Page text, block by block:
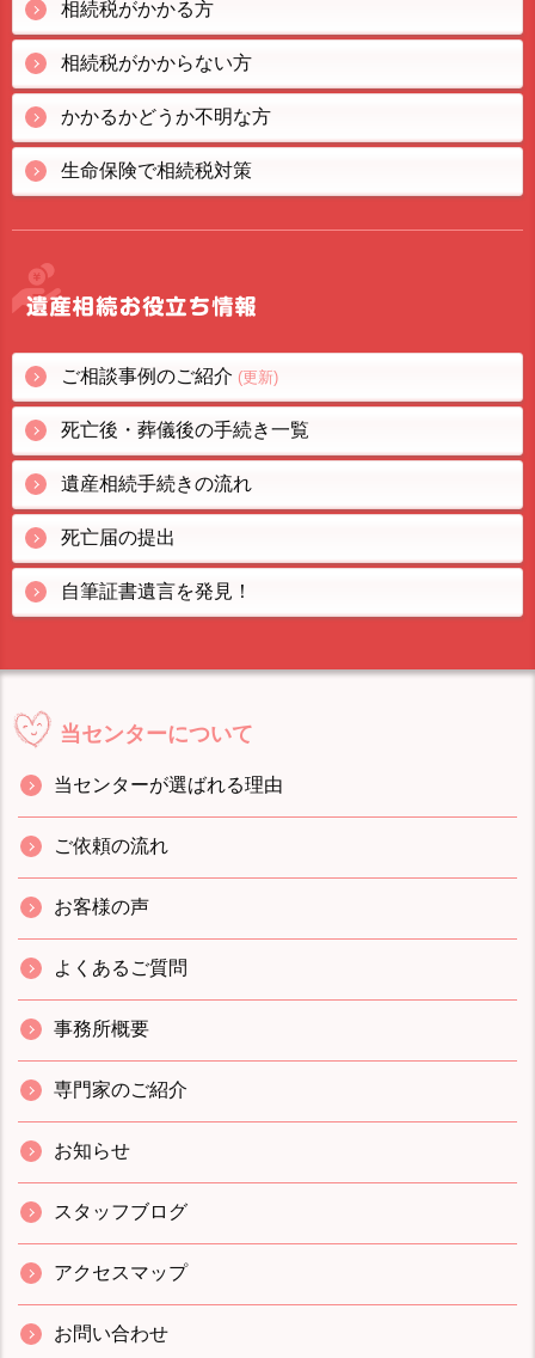
相続税がかかる方
相続税がかからない方
かかるかどうか不明な方
生命保険で相続税対策
ご相談事例のご紹介 (更新)
死亡後・葬儀後の手続き一覧
遺産相続手続きの流れ
死亡届の提出
自筆証書遺言を発見！
当センターについて
当センターが選ばれる理由
ご依頼の流れ
お客様の声
よくあるご質問
事務所概要
専門家のご紹介
お知らせ
スタッフブログ
アクセスマップ
お問い合わせ